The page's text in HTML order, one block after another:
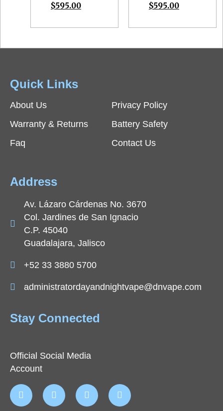
$595.00 $595.00
Quick Links
About Us
Privacy Policy
Warranty & Returns
Battery Safety
Faq
Contact Us
Address
Av. Lázaro Cárdenas No. 3670
Col. Jardines de San Ignacio
C.P. 45040
Guadalajara, Jalisco
+52 33 3880 5700
administratordayandnightvape@dnvape.com
Stay Connected
Official Social Media
Account